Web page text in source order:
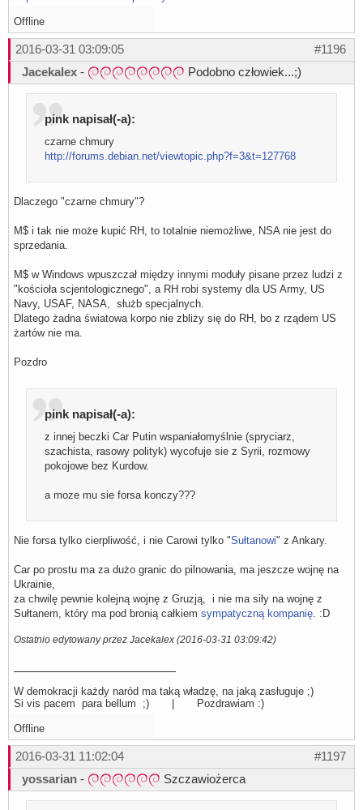
Offline
#1196
2016-03-31 03:09:05
Jacekalex - Podobno człowiek...;)
pink napisał(-a):
czarne chmury
http://forums.debian.net/viewtopic.php?f=3&t=127768
Dlaczego "czarne chmury"?
M$ i tak nie może kupić RH, to totalnie niemożliwe, NSA nie jest do
sprzedania.
M$ w Windows wpuszczał między innymi moduły pisane przez ludzi z
"kościoła scjentologicznego", a RH robi systemy dla US Army, US
Navy, USAF, NASA, służb specjalnych.
Dlatego żadna światowa korpo nie zbliży się do RH, bo z rządem US
żartów nie ma.
Pozdro
pink napisał(-a):
z innej beczki Car Putin wspaniałomyślnie (spryciarz,
szachista, rasowy polityk) wycofuje sie z Syrii, rozmowy
pokojowe bez Kurdow.
a moze mu sie forsa konczy???
Nie forsa tylko cierpliwość, i nie Carowi tylko "Sułtanowi" z Ankary.
Car po prostu ma za dużo granic do pilnowania, ma jeszcze wojnę na
Ukrainie,
za chwilę pewnie kolejną wojnę z Gruzją, i nie ma siły na wojnę z
Sułtanem, który ma pod bronią całkiem sympatyczną kompanię. :D
Ostatnio edytowany przez Jacekalex (2016-03-31 03:09:42)
W demokracji każdy naród ma taką władzę, na jaką zasługuje ;)
Si vis pacem para bellum ;) | Pozdrawiam :)
Offline
#1197
2016-03-31 11:02:04
yossarian - Szczawiożerca